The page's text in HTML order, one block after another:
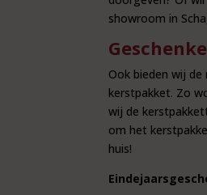
showroom in
Ook bieden wij
kerstpakket. Zo
wij de
om het
huis!